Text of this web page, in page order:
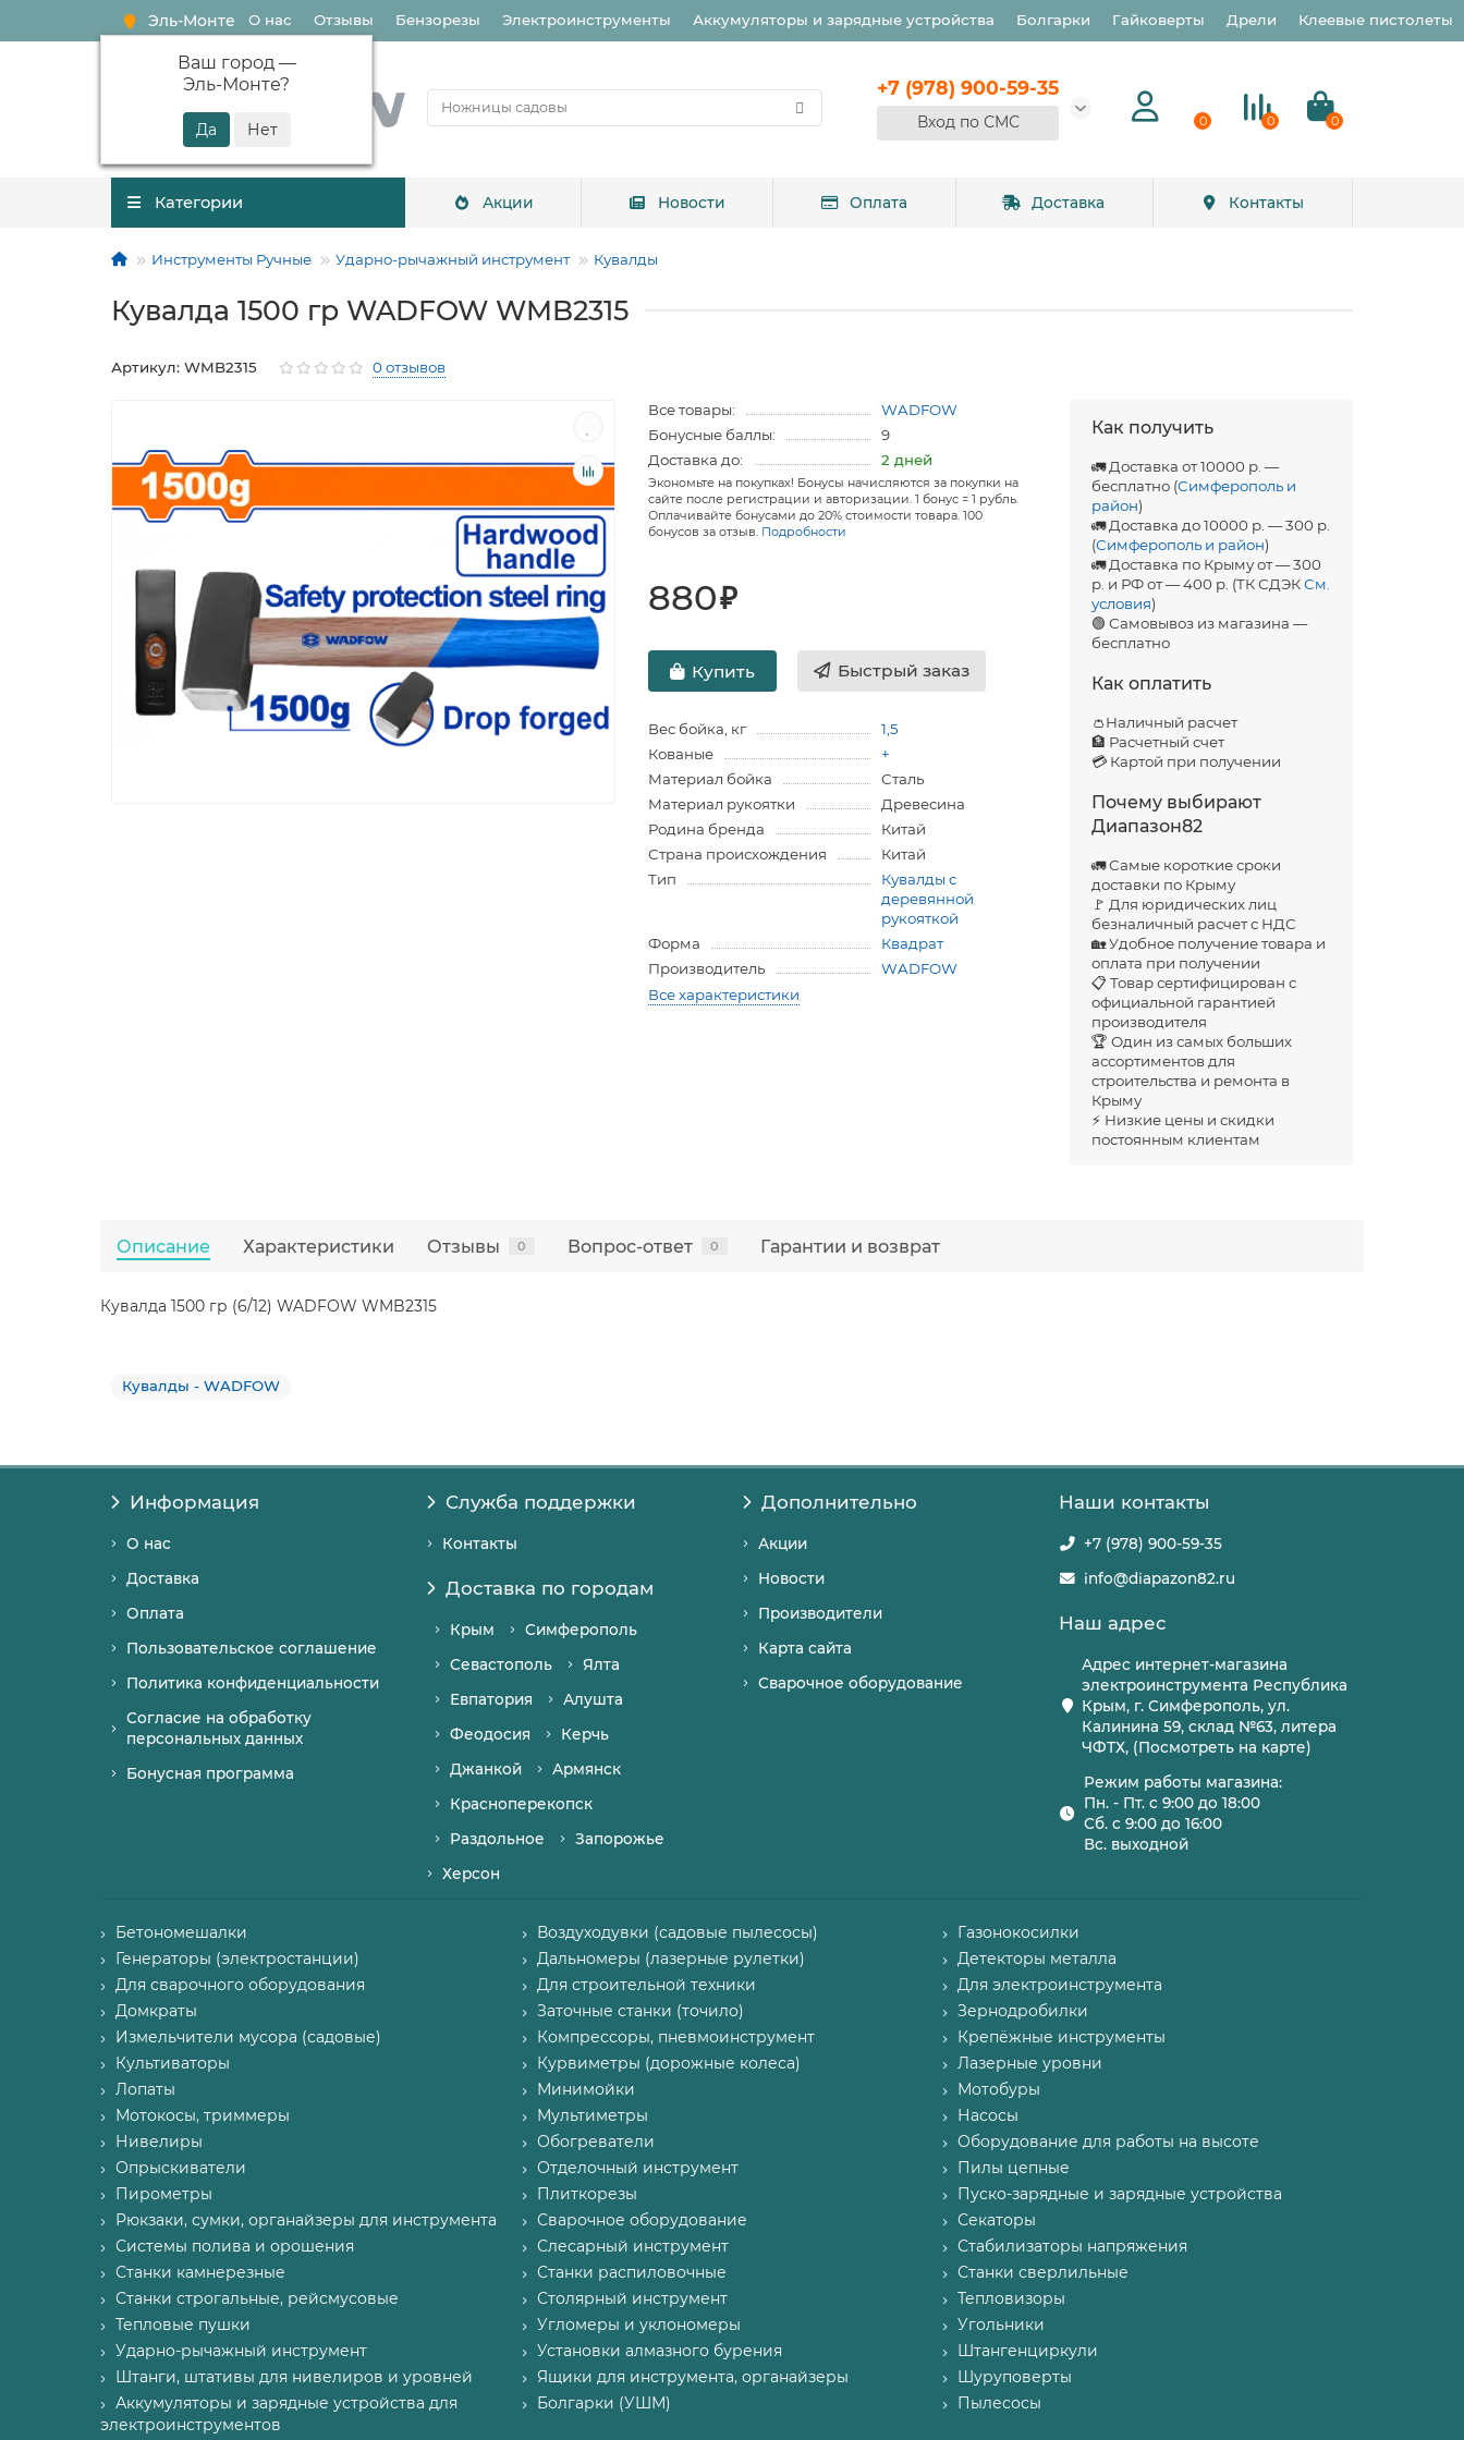
Эль-Монте
Ваш город —
Эль-Монте?
О нас Отзывы Бензорезы Электроинструменты Аккумуляторы и зарядные устройства Болгарки Гайковерты Дрели Клеевые пистолеты
+7 (978) 900-59-35
Вход по СМС 0 0 0
Категории Акции Новости Оплата Доставка Контакты
Инструменты Ручные Ударно-рычажный инструмент Кувалды
Кувалда 1500 гр WADFOW WMB2315
Артикул: WMB2315 0 отзывов
Все товары:
WADFOW
Бонусные баллы:
9
Доставка до:
2 дней
Экономьте на покупках! Бонусы начисляются за покупки на
сайте после регистрации и авторизации. 1 бонус = 1 рубль.
Оплачивайте бонусами до 20% стоимости товара. 100
бонусов за отзыв. Подробности
880₽
Купить Быстрый заказ
Вес бойка, кг
1,5
Кованые
+
Материал бойка
Сталь
Материал рукоятки
Древесина
Родина бренда
Китай
Страна происхождения
Китай
Тип
Кувалды с
деревянной
рукояткой
Форма
Квадрат
Производитель
WADFOW
Все характеристики
Как получить
🚛 Доставка от 10000 р. —
бесплатно (Симферополь и
район)
🚛 Доставка до 10000 р. — 300 р.
(Симферополь и район)
🚛 Доставка по Крыму от — 300
р. и РФ от — 400 р. (ТК СДЭКСм.
условия)
🟢 Самовывоз из магазина —
бесплатно
Как оплатить
👛Наличный расчет
🏦 Расчетный счет
💳 Картой при получении
Почему выбирают
Диапазон82
🚛 Самые короткие сроки
доставки по Крыму
🚩 Для юридических лиц
безналичный расчет с НДС
🏡 Удобное получение товара и
оплата при получении
📋 Товар сертифицирован с
официальной гарантией
производителя
🏆 Один из самых больших
ассортиментов для
строительства и ремонта в
Крыму
⚡ Низкие цены и скидки
постоянным клиентам
Описание Характеристики Отзывы 0 Вопрос-ответ 0 Гарантии и возврат
Кувалда 1500 гр (6/12) WADFOW WMB2315
Кувалды - WADFOW
Информация
О нас
Доставка
Оплата
Пользовательское соглашение
Политика конфиденциальности
Согласие на обработку
персональных данных
Бонусная программа
Служба поддержки
Контакты
Доставка по городам
Крым
Симферополь
Севастополь
Ялта
Евпатория
Алушта
Феодосия
Керчь
Джанкой
Армянск
Красноперекопск
Раздольное
Запорожье
Херсон
Дополнительно
Акции
Новости
Производители
Карта сайта
Сварочное оборудование
Наши контакты
+7 (978) 900-59-35
info@diapazon82.ru
Наш адрес
Адрес интернет-магазина
электроинструмента Республика
Крым, г. Симферополь, ул.
Калинина 59, склад №63, литера
ЧФТХ, (Посмотреть на карте)
Режим работы магазина:
Пн. - Пт. с 9:00 до 18:00
Сб. с 9:00 до 16:00
Вс. выходной
Бетономешалки Воздуходувки (садовые пылесосы)
Газонокосилки
Генераторы (электростанции)
Дальномеры (лазерные рулетки)
Детекторы металла
Для сварочного оборудования
Для строительной техники
Для электроинструмента
Домкраты
Заточные станки (точило)
Зернодробилки
Измельчители мусора (садовые)
Компрессоры, пневмоинструмент
Крепёжные инструменты
Культиваторы
Курвиметры (дорожные колеса)
Лазерные уровни
Лопаты
Минимойки
Мотобуры
Мотокосы, триммеры
Мультиметры
Насосы
Нивелиры
Обогреватели
Оборудование для работы на высоте
Опрыскиватели
Отделочный инструмент
Пилы цепные
Пирометры
Плиткорезы
Пуско-зарядные и зарядные устройства
Рюкзаки, сумки, органайзеры для инструмента
Сварочное оборудование
Секаторы
Системы полива и орошения
Слесарный инструмент
Стабилизаторы напряжения
Станки камнерезные
Станки распиловочные
Станки сверлильные
Станки строгальные, рейсмусовые
Столярный инструмент
Тепловизоры
Тепловые пушки
Угломеры и уклономеры
Угольники
Ударно-рычажный инструмент
Установки алмазного бурения
Штангенциркули
Штанги, штативы для нивелиров и уровней
Ящики для инструмента, органайзеры
Шуруповерты
Аккумуляторы и зарядные устройства для
электроинструментов
Болгарки (УШМ) Пылесосы